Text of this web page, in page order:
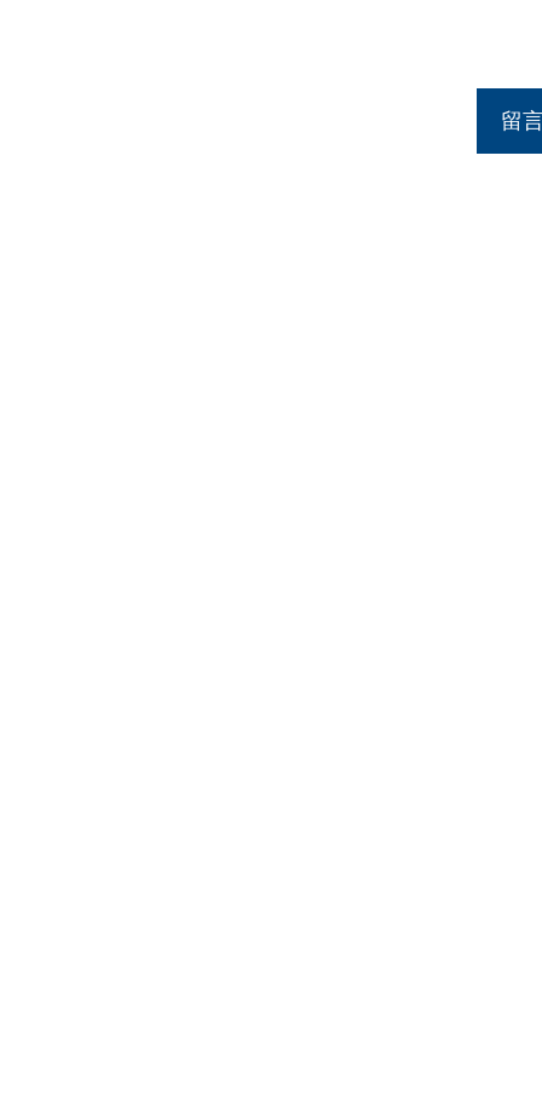
留